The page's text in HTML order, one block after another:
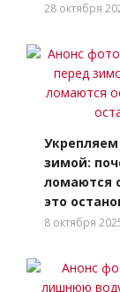
28 октября
зимой:
ломаются
это
8 октября